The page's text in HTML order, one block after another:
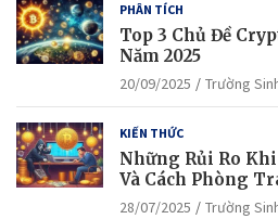
PHÂN TÍCH
Top 3 Chủ Đề
Năm 2025
20/09/2025 Trường
KIẾN THỨC
Những Rủi Ro
Và Cách Phòng
28/07/2025 Trường